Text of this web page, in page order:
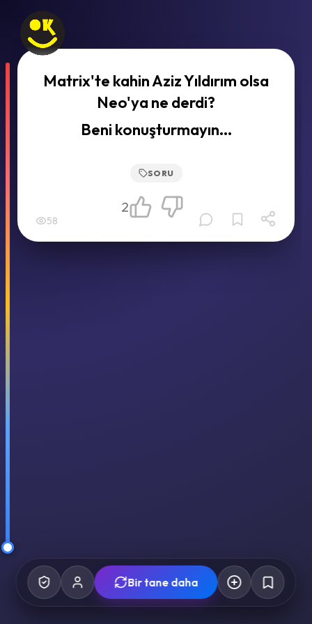
Matrix'te kahin Aziz Yıldırım olsa
Neo'ya ne derdi?
Beni konuşturmayın...
SORU
58
2
Bir tane daha